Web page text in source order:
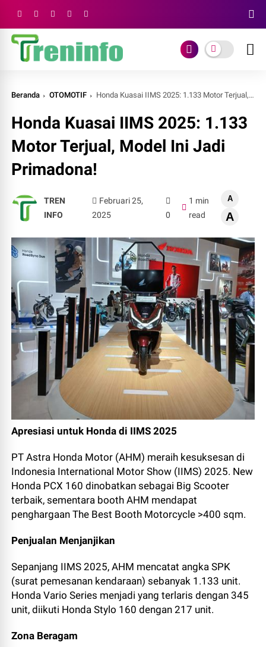
Beranda OTOMOTIF Honda Kuasai IIMS 2025: 1.133 Motor Terjual, Model Ini Jadi Primadona!
Honda Kuasai IIMS 2025: 1.133
Motor Terjual, Model Ini Jadi
Primadona!
TREN
INFO
Februari 25,
2025
0
1 min
read
A
A
Apresiasi untuk Honda di IIMS 2025
PT Astra Honda Motor (AHM) meraih kesuksesan di
Indonesia International Motor Show (IIMS) 2025. New
Honda PCX 160 dinobatkan sebagai Big Scooter
terbaik, sementara booth AHM mendapat
penghargaan The Best Booth Motorcycle >400 sqm.
Penjualan Menjanjikan
Sepanjang IIMS 2025, AHM mencatat angka SPK
(surat pemesanan kendaraan) sebanyak 1.133 unit.
Honda Vario Series menjadi yang terlaris dengan 345
unit, diikuti Honda Stylo 160 dengan 217 unit.
Zona Beragam